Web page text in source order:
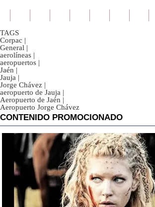
TAGS
Corpac |
General |
aerolíneas |
aeropuertos |
Jaén |
Jauja |
Jorge Chávez |
aeropuerto de Jauja |
Aeropuerto de Jaén |
Aeropuerto Jorge Chávez